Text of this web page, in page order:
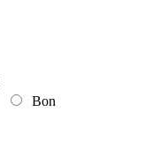
Bon